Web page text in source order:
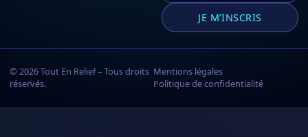
JE M’INSCRIS
©2026Tout En Relief – Tous droits
réservés.
Mentions légales
Politique de confidentialité